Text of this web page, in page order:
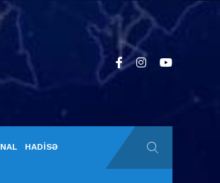
HADİSƏ